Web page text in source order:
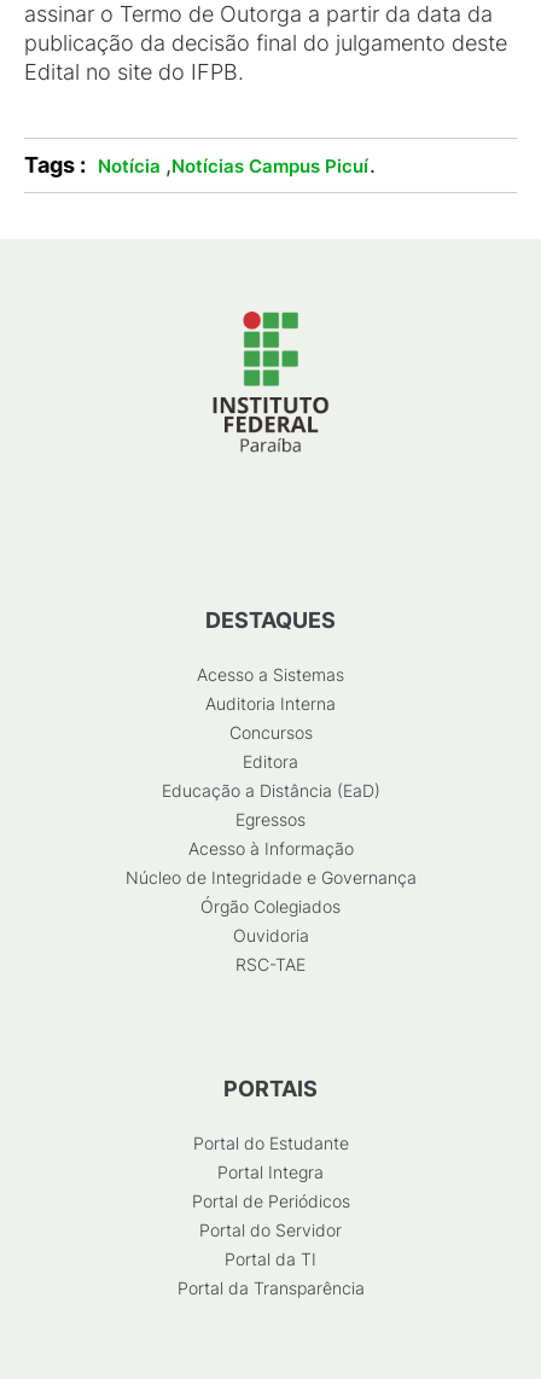
assinar o Termo de Outorga a partir da data da
publicação da decisão final do julgamento deste
Edital no site do IFPB.
Tags : Notícia ,Notícias Campus Picuí.
DESTAQUES
Acesso a Sistemas
Auditoria Interna
Concursos
Editora
Educação a Distância (EaD)
Egressos
Acesso à Informação
Núcleo de Integridade e Governança
Órgão Colegiados
Ouvidoria
RSC-TAE
PORTAIS
Portal do Estudante
Portal Integra
Portal de Periódicos
Portal do Servidor
Portal da TI
Portal da Transparência